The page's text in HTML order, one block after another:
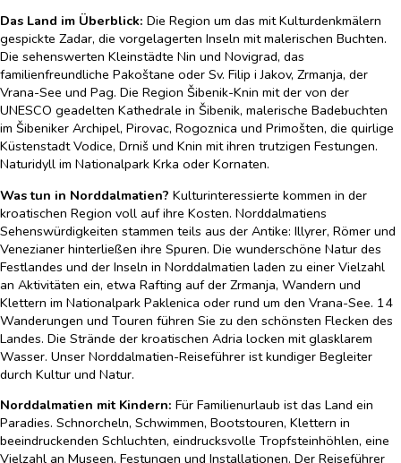
Das Land im Überblick: Die Region um das mit Kulturdenkmälern
gespickte Zadar, die vorgelagerten Inseln mit malerischen Buchten.
Die sehenswerten Kleinstädte Nin und Novigrad, das
familienfreundliche Pakoštane oder Sv. Filip i Jakov, Zrmanja, der
Vrana-See und Pag. Die Region Šibenik-Knin mit der von der
UNESCO geadelten Kathedrale in Šibenik, malerische Badebuchten
im Šibeniker Archipel, Pirovac, Rogoznica und Primošten, die quirlige
Küstenstadt Vodice, Drniš und Knin mit ihren trutzigen Festungen.
Naturidyll im Nationalpark Krka oder Kornaten.
Was tun in Norddalmatien? Kulturinteressierte kommen in der
kroatischen Region voll auf ihre Kosten. Norddalmatiens
Sehenswürdigkeiten stammen teils aus der Antike: Illyrer, Römer und
Venezianer hinterließen ihre Spuren. Die wunderschöne Natur des
Festlandes und der Inseln in Norddalmatien laden zu einer Vielzahl
an Aktivitäten ein, etwa Rafting auf der Zrmanja, Wandern und
Klettern im Nationalpark Paklenica oder rund um den Vrana-See. 14
Wanderungen und Touren führen Sie zu den schönsten Flecken des
Landes. Die Strände der kroatischen Adria locken mit glasklarem
Wasser. Unser Norddalmatien-Reiseführer ist kundiger Begleiter
durch Kultur und Natur.
Norddalmatien mit Kindern: Für Familienurlaub ist das Land ein
Paradies. Schnorcheln, Schwimmen, Bootstouren, Klettern in
beeindruckenden Schluchten, eindrucksvolle Tropfsteinhöhlen, eine
Vielzahl an Museen, Festungen und Installationen. Der Reiseführer